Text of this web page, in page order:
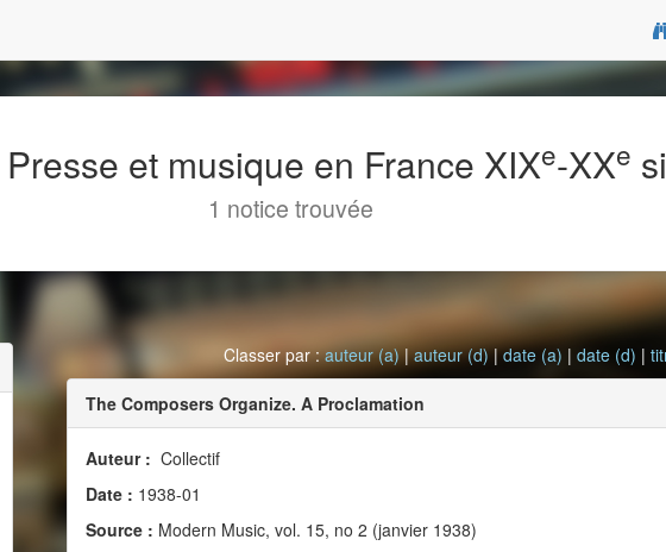
et musique en France XIXe-XXe
1 notice trouvée
Classer par :auteur (a)|auteur (d)|date (a) |date (d) |
The Composers Organize. A Proclamation
Auteur : Collectif
Date : 1938-01
Source : Modern Music, vol. 15, no 2 (janvier 1938)